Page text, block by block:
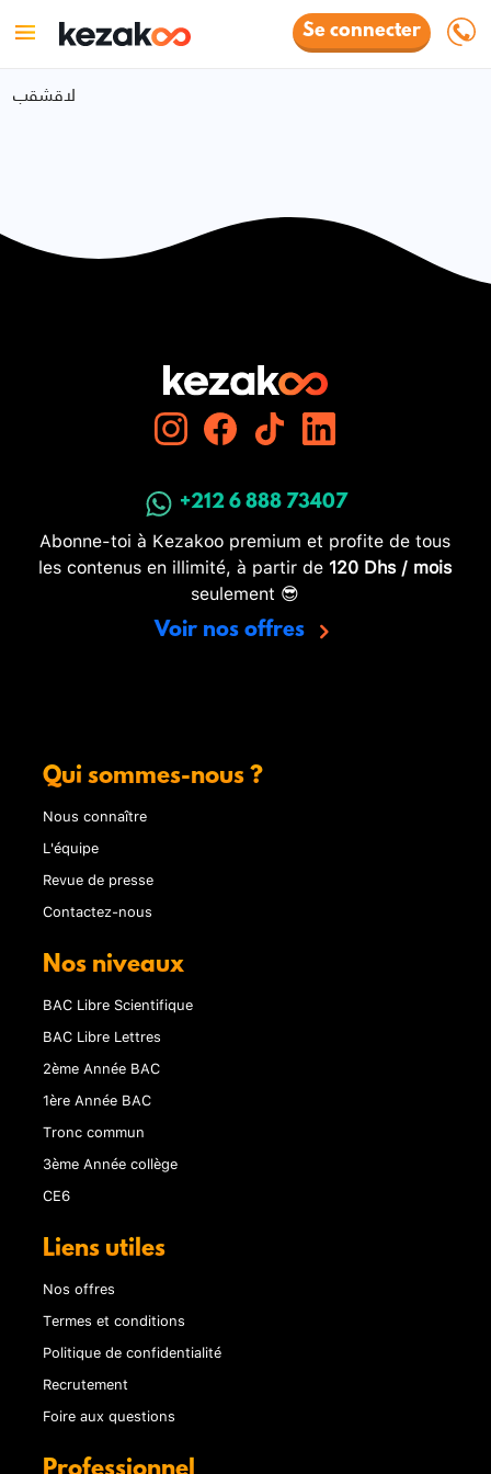
Se connecter
لاقشقب
+212 6 888 73407
Abonne-toi à Kezakoo premium et profite de tous
les contenus en illimité, à partir de 120 Dhs / mois
seulement 😎
Voir nos offres
Qui sommes-nous ?
Nous connaître
L'équipe
Revue de presse
Contactez-nous
Nos niveaux
BAC Libre Scientifique
BAC Libre Lettres
2ème Année BAC
1ère Année BAC
Tronc commun
3ème Année collège
CE6
Liens utiles
Nos offres
Termes et conditions
Politique de confidentialité
Recrutement
Foire aux questions